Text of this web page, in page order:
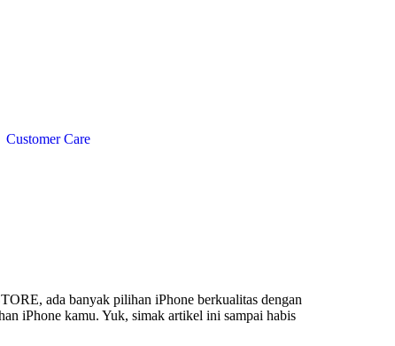
Customer Care
ada banyak pilihan iPhone berkualitas dengan
iPhone kamu. Yuk, simak artikel ini sampai habis